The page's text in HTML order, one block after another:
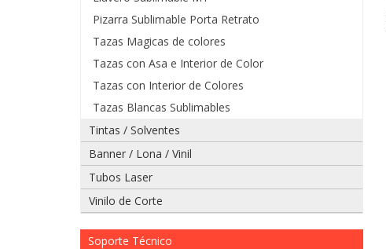
Pizarra Sublimable Porta Retrato
Tazas Magicas de colores
Tazas con Asa e Interior de Color
Tazas con Interior de Colores
Tazas Blancas Sublimables
Tintas / Solventes
Banner / Lona / Vinil
Tubos Laser
Vinilo de Corte
Soporte Técnico